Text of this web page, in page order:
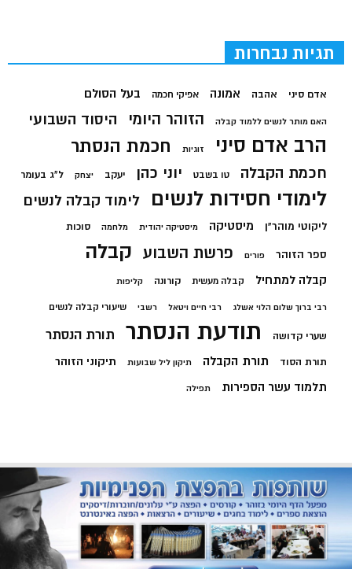
תגיות נבחרות
אדם סיני אהבה אמונה אפיקי חכמה בעל הסולם
האם מותר לנשים ללמוד קבלה הזוהר היומי היסוד השבועי
הרב אדם סיני זוגיות חכמת הנסתר
חכמת הקבלה טו בשבט יוני כהן יעקב יצחק ל"ג בעומר
לימודי חסידות לנשים לימוד קבלה לנשים
ליקוטי מוהר"ן מיסטיקה מיסטיקה יהודית מלחמה סוכות
ספר הזוהר פורים פרשת השבוע קבלה
קבלה למתחיל קבלה מעשית קורונה קליפות
רבי ברוך שלום הלוי אשלג רבי חיים ויטאל רשבי שיעורי קבלה לנשים
שערי קדושה תודעת הנסתר תורת הנסתר
תורת הסוד תורת הקבלה תיקון ליל שבועות תיקוני הזוהר
תלמוד עשר הספירות תפילה